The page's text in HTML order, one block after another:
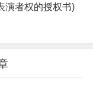
演者权的授权书)